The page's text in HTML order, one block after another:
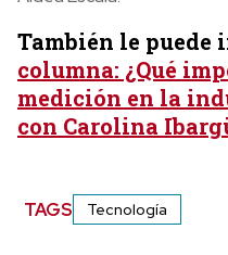
También le puede
columna: ¿Qué
medición en la
con Carolina
TAGS Tecnología